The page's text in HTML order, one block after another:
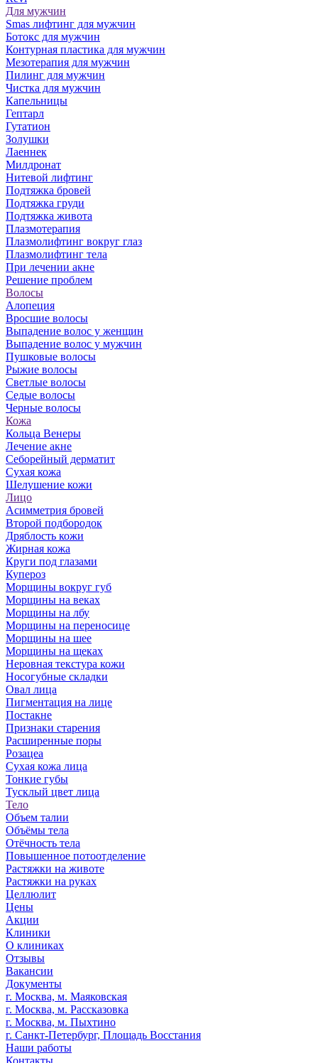
Для мужчин
Smas лифтинг для мужчин
Ботокс для мужчин
Контурная пластика для мужчин
Мезотерапия для мужчин
Пилинг для мужчин
Чистка для мужчин
Капельницы
Гептарл
Гутатион
Золушки
Лаеннек
Милдронат
Нитевой лифтинг
Подтяжка бровей
Подтяжка груди
Подтяжка живота
Плазмотерапия
Плазмолифтинг вокруг глаз
Плазмолифтинг тела
При лечении акне
Решение проблем
Волосы
Алопеция
Вросшие волосы
Выпадение волос у женщин
Выпадение волос у мужчин
Пушковые волосы
Рыжие волосы
Светлые волосы
Седые волосы
Черные волосы
Кожа
Кольца Венеры
Лечение акне
Себорейный дерматит
Сухая кожа
Шелушение кожи
Лицо
Асимметрия бровей
Второй подбородок
Дряблость кожи
Жирная кожа
Круги под глазами
Купероз
Морщины вокруг губ
Морщины на веках
Морщины на лбу
Морщины на переносице
Морщины на шее
Морщины на щеках
Неровная текстура кожи
Носогубные складки
Овал лица
Пигментация на лице
Постакне
Признаки старения
Расширенные поры
Розацеа
Сухая кожа лица
Тонкие губы
Тусклый цвет лица
Тело
Объем талии
Объёмы тела
Отёчность тела
Повышенное потоотделение
Растяжки на животе
Растяжки на руках
Целлюлит
Цены
Акции
Клиники
О клиниках
Отзывы
Вакансии
Документы
г. Москва, м. Маяковская
г. Москва, м. Рассказовка
г. Москва, м. Пыхтино
г. Санкт-Петербург, Площадь Восстания
Наши работы
Контакты